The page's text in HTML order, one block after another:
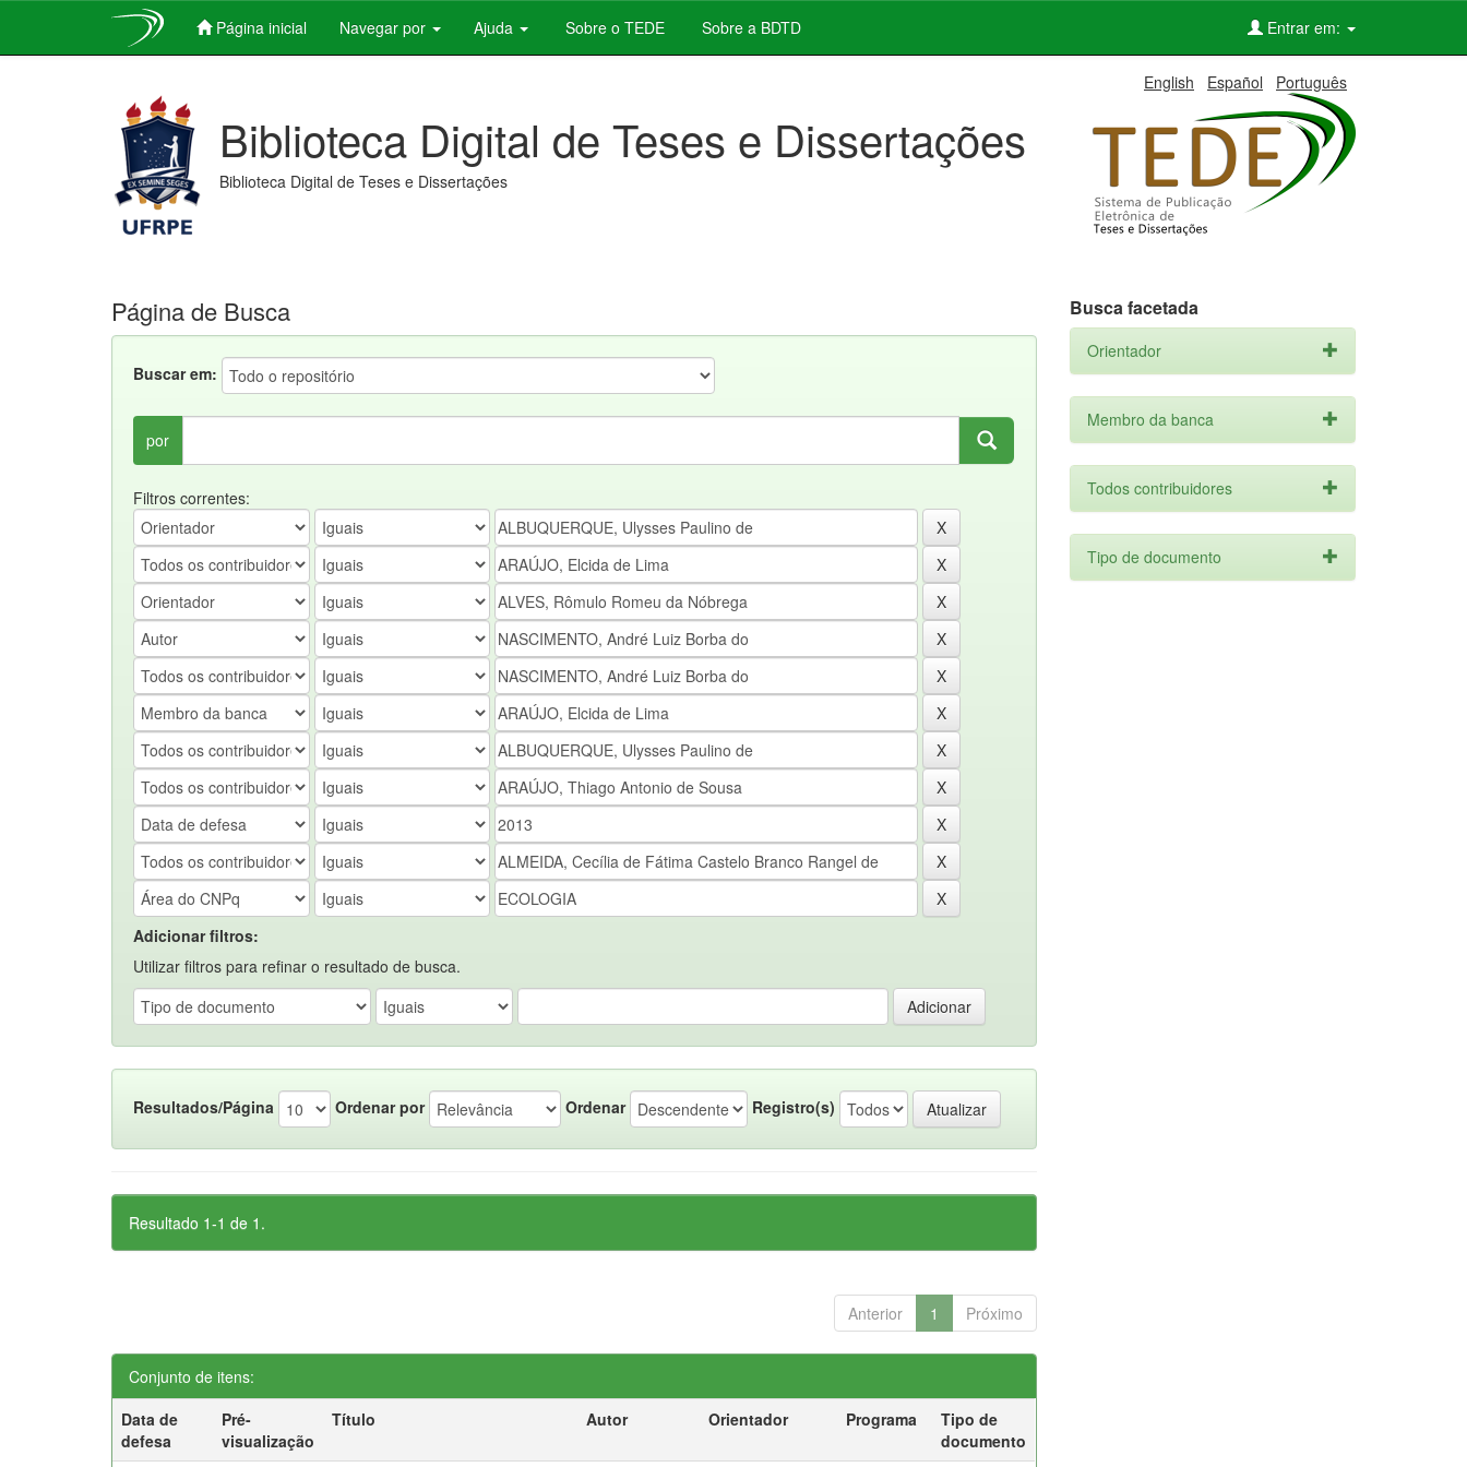
Página inicial Navegar por Ajuda Sobre o TEDE Sobre a BDTD Entrar em:
English Español Português
Biblioteca Digital de Teses e Dissertações
Biblioteca Digital de Teses e Dissertações
Página de Busca
Buscar em:
por
Filtros correntes:
Adicionar filtros:
Utilizar filtros para refinar o resultado de busca.
Resultados/Página Ordenar por Ordenar Registro(s)
Resultado 1-1 de 1.
Anterior 1 Próximo
Conjunto de itens:
Data de
defesa
Pré-
visualização
Título Autor Orientador Programa
Tipo de
documento
Busca facetada
Orientador
Membro da banca
Todos contribuidores
Tipo de documento